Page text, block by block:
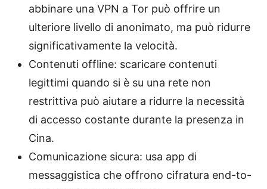
abbinare una VPN a Tor può offrire un
ulteriore livello di anonimato, ma può ridurre
significativamente la velocità.
Contenuti offline: scaricare contenuti
legittimi quando si è su una rete non
restrittiva può aiutare a ridurre la necessità
di accesso costante durante la presenza in
Cina.
Comunicazione sicura: usa app di
messaggistica che offrono cifratura end-to-